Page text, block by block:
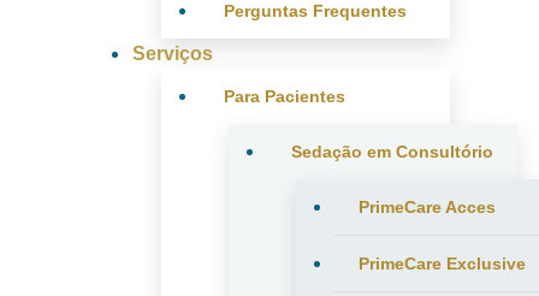
Perguntas Frequentes
Serviços
Para Pacientes
Sedação em Consultório
PrimeCare Acces
PrimeCare Exclusive